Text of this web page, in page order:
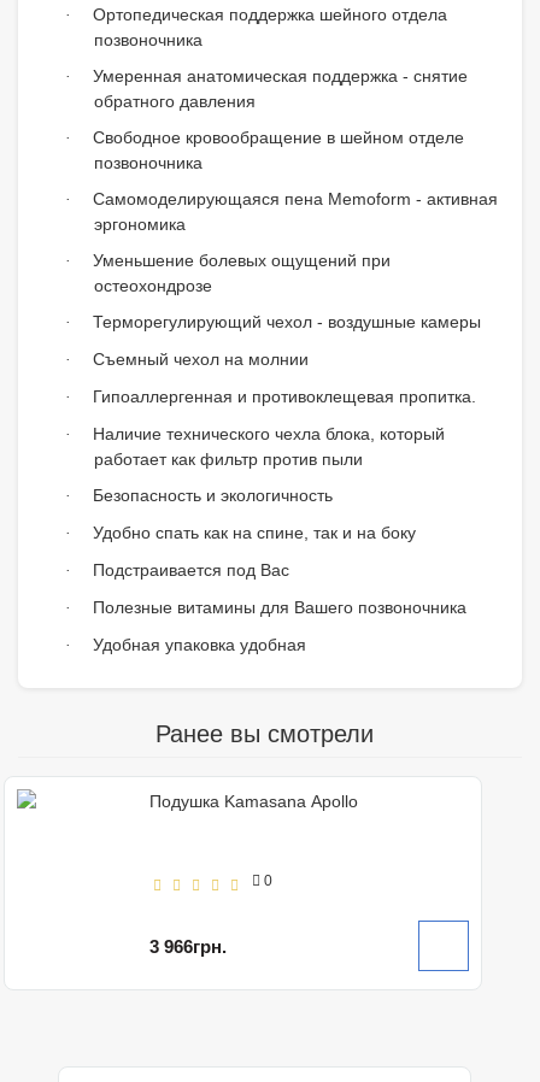
·
Ортопедическая поддержка шейного отдела
позвоночника
·
Умеренная анатомическая поддержка - снятие
обратного давления
·
Свободное кровообращение в шейном отделе
позвоночника
·
Самомоделирующаяся пена Memoform - активная
эргономика
·
Уменьшение болевых ощущений при
остеохондрозе
· Терморегулирующий чехол - воздушные камеры
· Съемный чехол на молнии
· Гипоаллергенная и противоклещевая пропитка.
·
Наличие технического чехла блока, который
работает как фильтр против пыли
· Безопасность и экологичность
· Удобно спать как на спине, так и на боку
· Подстраивается под Вас
· Полезные витамины для Вашего позвоночника
· Удобная упаковка удобная
Ранее вы смотрели
Подушка Kamasana Apollo
0
3 966грн.